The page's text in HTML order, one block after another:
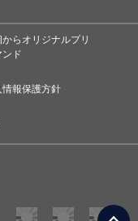
らオリジナルプリ
ド
情報保護方針